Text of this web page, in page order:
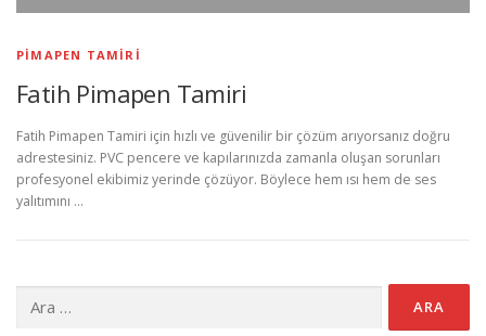
PIMAPEN TAMIRI
Fatih Pimapen Tamiri
Fatih Pimapen Tamiri için hızlı ve güvenilir bir çözüm arıyorsanız doğru
adrestesiniz. PVC pencere ve kapılarınızda zamanla oluşan sorunları
profesyonel ekibimiz yerinde çözüyor. Böylece hem ısı hem de ses
yalıtımını …